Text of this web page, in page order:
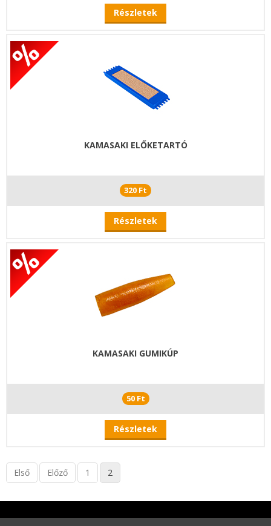
Részletek
KAMASAKI ELŐKETARTÓ
320 Ft
Részletek
KAMASAKI GUMIKÚP
50 Ft
Részletek
Első Előző 1 2